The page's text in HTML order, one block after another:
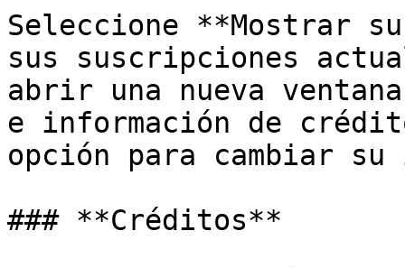
Seleccione **Mostrar
sus suscripciones
abrir una nueva
e información de
opción para cambiar
### **Créditos**